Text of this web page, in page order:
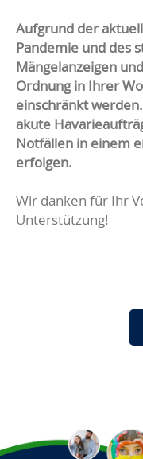
Aufgrund der
Pandemie und des
Mängelanzeigen
Ordnung in Ihrer
einschränkt
akute
Notfällen in einem
erfolgen.
Wir danken für Ihr
Unterstützung!